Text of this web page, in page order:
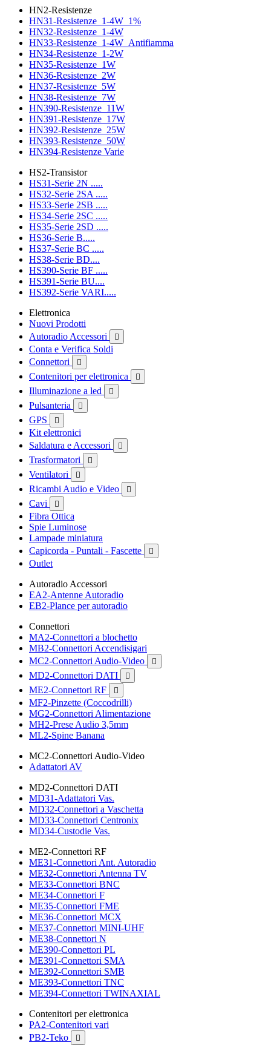
HN2-Resistenze
HN31-Resistenze_1-4W_1%
HN32-Resistenze_1-4W
HN33-Resistenze_1-4W_Antifiamma
HN34-Resistenze_1-2W
HN35-Resistenze_1W
HN36-Resistenze_2W
HN37-Resistenze_5W
HN38-Resistenze_7W
HN390-Resistenze_11W
HN391-Resistenze_17W
HN392-Resistenze_25W
HN393-Resistenze_50W
HN394-Resistenze Varie
HS2-Transistor
HS31-Serie 2N .....
HS32-Serie 2SA .....
HS33-Serie 2SB .....
HS34-Serie 2SC .....
HS35-Serie 2SD .....
HS36-Serie B.....
HS37-Serie BC .....
HS38-Serie BD....
HS390-Serie BF .....
HS391-Serie BU....
HS392-Serie VARI.....
Elettronica
Nuovi Prodotti
Autoradio Accessori

Conta e Verifica Soldi
Connettori

Contenitori per elettronica 
Illuminazione a led 
Pulsanteria 
GPS 
Kit elettronici
Saldatura e Accessori

Trasformatori 
Ventilatori 
Ricambi Audio e Video 
Cavi 
Fibra Ottica
Spie Luminose
Lampade miniatura
Capicorda - Puntali - Fascette

Outlet
Autoradio Accessori
EA2-Antenne Autoradio
EB2-Plance per autoradio
Connettori
MA2-Connettori a blochetto
MB2-Connettori Accendisigari
MC2-Connettori Audio-Video

MD2-Connettori DATI 
ME2-Connettori RF 
MF2-Pinzette (Coccodrilli)
MG2-Connettori Alimentazione
MH2-Prese Audio 3,5mm
ML2-Spine Banana
MC2-Connettori Audio-Video
Adattatori AV
MD2-Connettori DATI
MD31-Adattatori Vas.
MD32-Connettori a Vaschetta
MD33-Connettori Centronix
MD34-Custodie Vas.
ME2-Connettori RF
ME31-Connettori Ant. Autoradio
ME32-Connettori Antenna TV
ME33-Connettori BNC
ME34-Connettori F
ME35-Connettori FME
ME36-Connettori MCX
ME37-Connettori MINI-UHF
ME38-Connettori N
ME390-Connettori PL
ME391-Connettori SMA
ME392-Connettori SMB
ME393-Connettori TNC
ME394-Connettori TWINAXIAL
Contenitori per elettronica
PA2-Contenitori vari
PB2-Teko
